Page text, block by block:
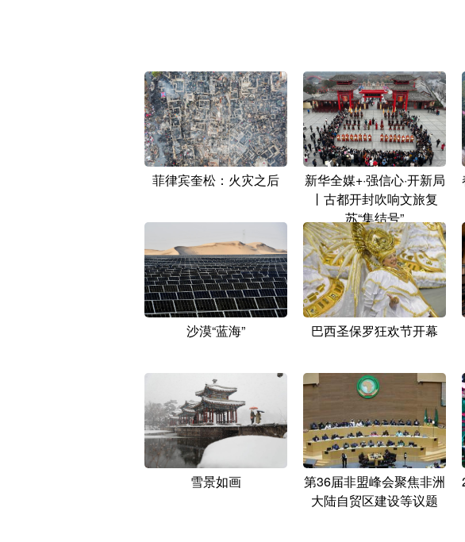
菲律宾奎松：火灾之后
新华全媒+·强信心·开新局
丨古都开封吹响文旅复
苏“集结号”
沙漠“蓝海” 巴西圣保罗狂欢节开幕
雪景如画
第36届非盟峰会聚焦非洲
大陆自贸区建设等议题